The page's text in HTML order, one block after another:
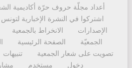
أعداد مجلّة حروف حرّة أكاديمية
اشتركوا في النشرة الإخبارية لتونس
الإصدارات
الانخراط بالجمعية
الجمعيّة
الصفحة الرئيسية
تصويت على شعار الجمعية
تنبيهات
دخول
مستخدم